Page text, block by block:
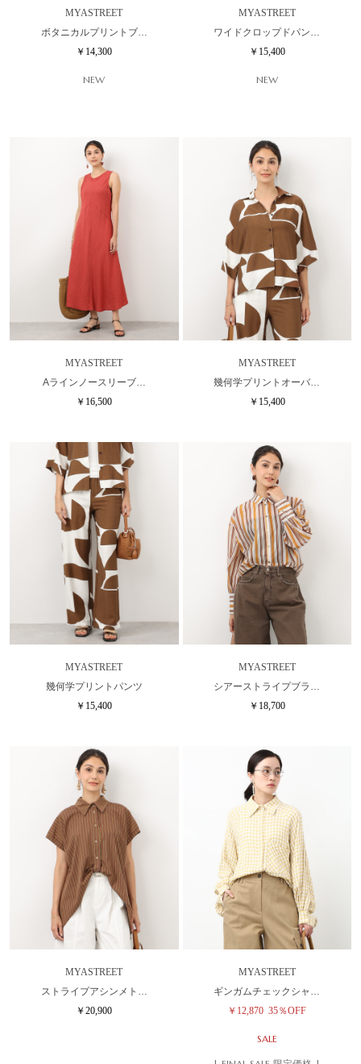
MYASTREET
ボタニカルプリントブ…
￥14,300
NEW
MYASTREET
ワイドクロップドパン…
￥15,400
NEW
MYASTREET
Aラインノースリーブ…
￥16,500
MYASTREET
幾何学プリントオーバ…
￥15,400
MYASTREET
幾何学プリントパンツ
￥15,400
MYASTREET
シアーストライプブラ…
￥18,700
MYASTREET
ストライプアシンメト…
￥20,900
MYASTREET
ギンガムチェックシャ…
￥12,870 35％OFF
SALE